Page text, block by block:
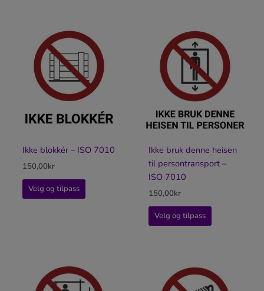
Ikke blokkér – ISO 7010
150,00kr
Velg og tilpass
Ikke bruk denne heisen
til persontransport –
ISO 7010
150,00kr
Velg og tilpass